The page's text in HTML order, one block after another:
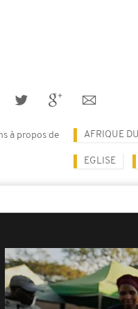
à propos de AFRIQUE
EGLISE